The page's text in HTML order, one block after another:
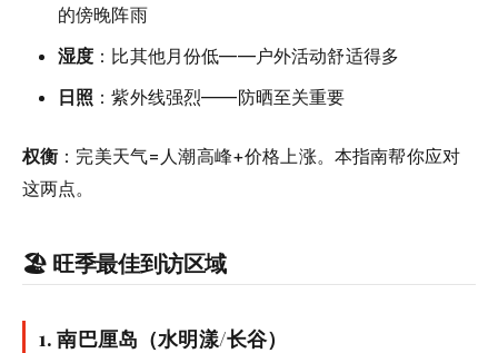
的傍晚阵雨
湿度 ：比其他月份低——户外活动舒适得多
日照 ：紫外线强烈——防晒至关重要
权衡 ：完美天气=人潮高峰+价格上涨。本指南帮你应对
这两点。
🏖️ 旺季最佳到访区域
1.南巴厘岛（水明漾/长谷）